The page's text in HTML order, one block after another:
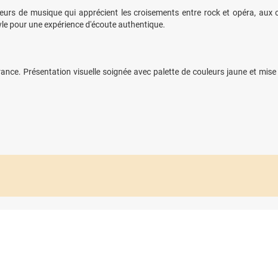
de musique qui apprécient les croisements entre rock et opéra,
pour une expérience d'écoute authentique.
Présentation visuelle soignée avec palette de couleurs jaune et